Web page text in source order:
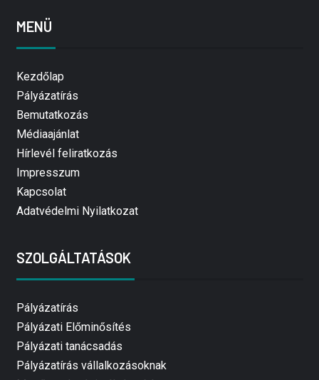
MENÜ
Kezdőlap
Pályázatírás
Bemutatkozás
Médiaajánlat
Hírlevél feliratkozás
Impresszum
Kapcsolat
Adatvédelmi Nyilatkozat
SZOLGÁLTATÁSOK
Pályázatírás
Pályázati Előminősítés
Pályázati tanácsadás
Pályázatírás vállalkozásoknak